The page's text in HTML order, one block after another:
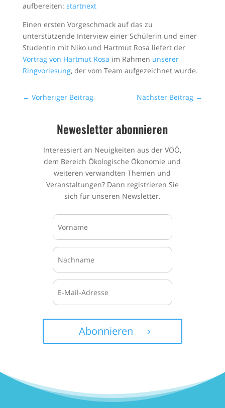
aufbereiten: startnext
Einen ersten Vorgeschmack auf das zu
unterstützende Interview einer Schülerin und einer
Studentin mit Niko und Hartmut Rosa liefert der
Vortrag von Hartmut Rosa im Rahmen unserer
Ringvorlesung, der vom Team aufgezeichnet wurde.
← Vorheriger Beitrag Nächster Beitrag →
Newesletter abonnieren
Interessiert an Neuigkeiten aus der VÖÖ,
dem Bereich Ökologische Ökonomie und
weiteren verwandten Themen und
Veranstaltungen? Dann registrieren Sie
sich für unseren Newsletter.
Abonnieren